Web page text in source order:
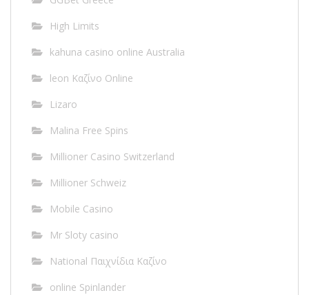
High Limits
kahuna casino online Australia
leon Καζίνο Online
Lizaro
Malina Free Spins
Millioner Casino Switzerland
Millioner Schweiz
Mobile Casino
Mr Sloty casino
National Παιχνίδια Καζίνο
online Spinlander